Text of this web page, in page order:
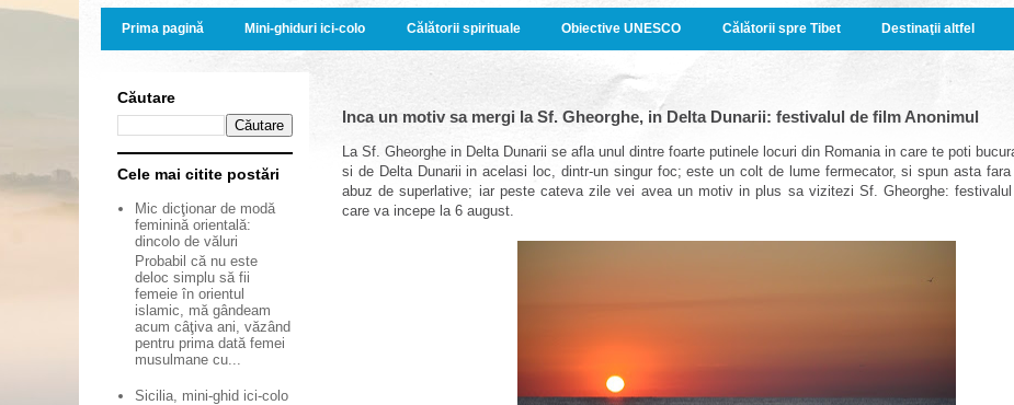
Prima pagină Mini-ghiduri ici-colo Călătorii spirituale Obiective UNESCO Călătorii spre Tibet Destinaţii altfel
Inca un motiv sa mergi la Sf. Gheorghe, in Delta Dunarii: festivalul de film Anonimul
La Sf. Gheorghe in Delta Dunarii se afla unul dintre foarte putinele locuri din Romania in care te poti
si de Delta Dunarii in acelasi loc, dintr-un singur foc; este un colt de lume fermecator, si spun asta
abuz de superlative; iar peste cateva zile vei avea un motiv in plus sa vizitezi Sf. Gheorghe:
care va incepe la 6 august.
Căutare
Cele mai citite postări
Mic dicţionar de modă
feminină orientală:
dincolo de văluri
Probabil că nu este
deloc simplu să fii
femeie în orientul
islamic, mă gândeam
acum câţiva ani, văzând
pentru prima dată femei
musulmane cu...
Sicilia, mini-ghid ici-colo